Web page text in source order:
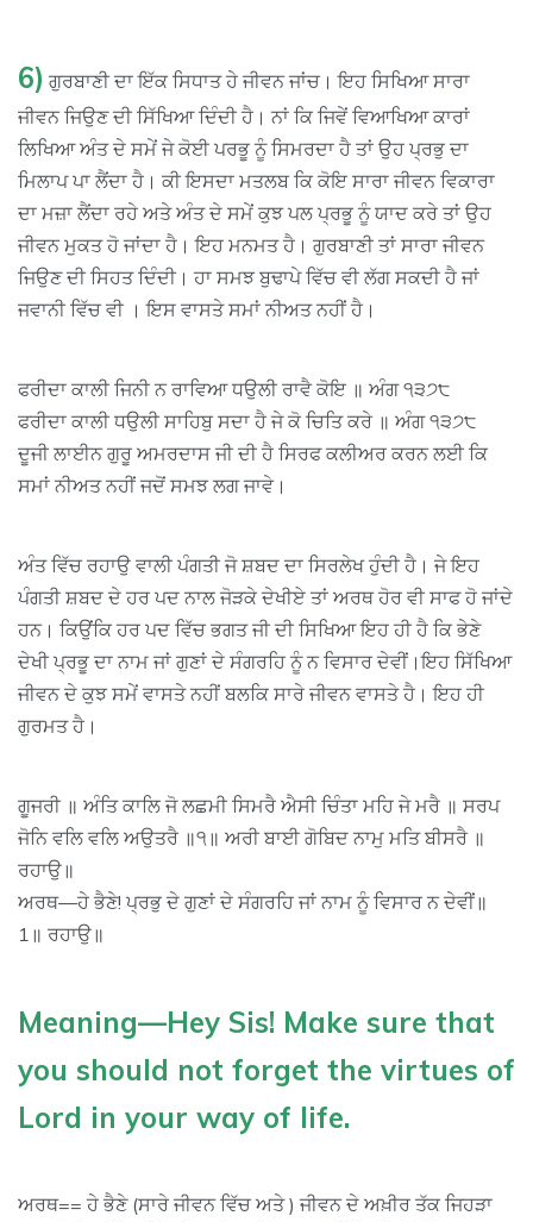
6) ਗੁਰਬਾਣੀ ਦਾ ਇੱਕ ਸਿਧਾਤ ਹੇ ਜੀਵਨ ਜਾਂਚ। ਇਹ ਸਿਖਿਆ ਸਾਰਾ
ਜੀਵਨ ਜਿਉਣ ਦੀ ਸਿੱਖਿਆ ਦਿੰਦੀ ਹੈ। ਨਾਂ ਕਿ ਜਿਵੇਂ ਵਿਆਖਿਆ ਕਾਰਾਂ
ਲਿਖਿਆ ਅੰਤ ਦੇ ਸਮੇਂ ਜੇ ਕੋਈ ਪਰਭੂ ਨੂੰ ਸਿਮਰਦਾ ਹੈ ਤਾਂ ਉਹ ਪ੍ਰਭੁ ਦਾ
ਮਿਲਾਪ ਪਾ ਲੈਂਦਾ ਹੈ। ਕੀ ਇਸਦਾ ਮਤਲਬ ਕਿ ਕੋਇ ਸਾਰਾ ਜੀਵਨ ਵਿਕਾਰਾ
ਦਾ ਮਜ਼ਾ ਲੈਂਦਾ ਰਹੇ ਅਤੇ ਅੰਤ ਦੇ ਸਮੇਂ ਕੁਝ ਪਲ ਪ੍ਰਭੂ ਨੂੰ ਯਾਦ ਕਰੇ ਤਾਂ ਉਹ
ਜੀਵਨ ਮੁਕਤ ਹੋ ਜਾਂਦਾ ਹੈ। ਇਹ ਮਨਮਤ ਹੈ। ਗੁਰਬਾਣੀ ਤਾਂ ਸਾਰਾ ਜੀਵਨ
ਜਿਉਣ ਦੀ ਸਿਹਤ ਦਿੰਦੀ। ਹਾ ਸਮਝ ਬੁਢਾਪੇ ਵਿੱਚ ਵੀ ਲੱਗ ਸਕਦੀ ਹੈ ਜਾਂ
ਜਵਾਨੀ ਵਿੱਚ ਵੀ । ਇਸ ਵਾਸਤੇ ਸਮਾਂ ਨੀਅਤ ਨਹੀਂ ਹੈ।
ਫਰੀਦਾ ਕਾਲੀ ਜਿਨੀ ਨ ਰਾਵਿਆ ਧਉਲੀ ਰਾਵੈ ਕੋਇ ॥ ਅੰਗ ੧੩੭੮
ਫਰੀਦਾ ਕਾਲੀ ਧਉਲੀ ਸਾਹਿਬੁ ਸਦਾ ਹੈ ਜੇ ਕੋ ਚਿਤਿ ਕਰੇ ॥ ਅੰਗ ੧੩੭੮
ਦੂਜੀ ਲਾਈਨ ਗੁਰੂ ਅਮਰਦਾਸ ਜੀ ਦੀ ਹੈ ਸਿਰਫ ਕਲੀਅਰ ਕਰਨ ਲਈ ਕਿ
ਸਮਾਂ ਨੀਅਤ ਨਹੀਂ ਜਦੋਂ ਸਮਝ ਲਗ ਜਾਵੇ।
ਅੰਤ ਵਿੱਚ ਰਹਾਉ ਵਾਲੀ ਪੰਗਤੀ ਜੋ ਸ਼ਬਦ ਦਾ ਸਿਰਲੇਖ ਹੁੰਦੀ ਹੈ। ਜੇ ਇਹ
ਪੰਗਤੀ ਸ਼ਬਦ ਦੇ ਹਰ ਪਦ ਨਾਲ ਜੋੜਕੇ ਦੇਖੀਏ ਤਾਂ ਅਰਥ ਹੋਰ ਵੀ ਸਾਫ ਹੋ ਜਾਂਦੇ
ਹਨ। ਕਿਉਂਕਿ ਹਰ ਪਦ ਵਿੱਚ ਭਗਤ ਜੀ ਦੀ ਸਿਖਿਆ ਇਹ ਹੀ ਹੈ ਕਿ ਭੇਣੇ
ਦੇਖੀ ਪ੍ਰਭੂ ਦਾ ਨਾਮ ਜਾਂ ਗੁਣਾਂ ਦੇ ਸੰਗਰਹਿ ਨੂੰ ਨ ਵਿਸਾਰ ਦੇਵੀਂ।ਇਹ ਸਿੱਖਿਆ
ਜੀਵਨ ਦੇ ਕੁਝ ਸਮੇਂ ਵਾਸਤੇ ਨਹੀਂ ਬਲਕਿ ਸਾਰੇ ਜੀਵਨ ਵਾਸਤੇ ਹੈ। ਇਹ ਹੀ
ਗੁਰਮਤ ਹੈ।
ਗੂਜਰੀ ॥ ਅੰਤਿ ਕਾਲਿ ਜੋ ਲਛਮੀ ਸਿਮਰੈ ਐਸੀ ਚਿੰਤਾ ਮਹਿ ਜੇ ਮਰੈ ॥ ਸਰਪ
ਜੋਨਿ ਵਲਿ ਵਲਿ ਅਉਤਰੈ ॥੧॥ ਅਰੀ ਬਾਈ ਗੋਬਿਦ ਨਾਮੁ ਮਤਿ ਬੀਸਰੈ ॥
ਰਹਾਉ॥
ਅਰਥ—ਹੇ ਭੈਣੇ! ਪ੍ਰਭੁ ਦੇ ਗੁਣਾਂ ਦੇ ਸੰਗਰਹਿ ਜਾਂ ਨਾਮ ਨੂੰ ਵਿਸਾਰ ਨ ਦੇਵੀਂ॥
1॥ ਰਹਾਉ॥
Meaning—Hey Sis! Make sure that
you should not forget the virtues of
Lord in your way of life.
ਅਰਥ== ਹੇ ਭੈਣੇ (ਸਾਰੇ ਜੀਵਨ ਵਿੱਚ ਅਤੇ ) ਜੀਵਨ ਦੇ ਅਖ਼ੀਰ ਤੱਕ ਜਿਹੜਾ